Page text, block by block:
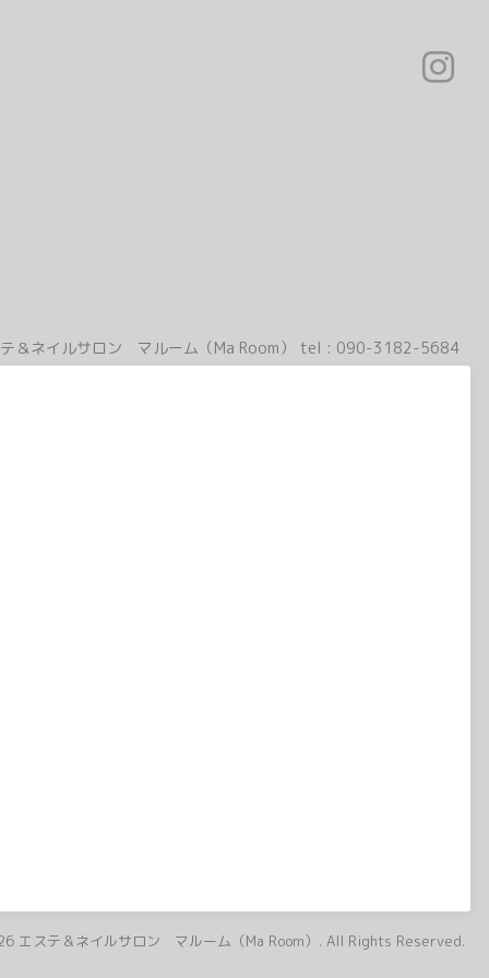
＆ネイルサロン マルーム（Ma Room） tel : 090-3182-5684
エステ＆ネイルサロン マルーム（Ma Room） . All Rights Reserved.